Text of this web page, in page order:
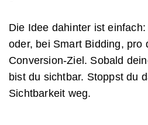
Die Idee dahinter ist
oder, bei Smart Bidding, pro
Conversion-Ziel. Sobald
bist du sichtbar. Stoppst du
Sichtbarkeit weg.